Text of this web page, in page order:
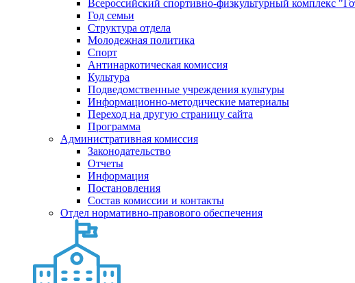
Всероссийский спортивно-физкультурный комплекс
Год семьи
Структура отдела
Молодежная политика
Спорт
Антинаркотическая комиссия
Культура
Подведомственные учреждения культуры
Информационно-методические материалы
Переход на другую страницу сайта
Программа
Административная комиссия
Законодательство
Отчеты
Информация
Постановления
Состав комиссии и контакты
Отдел нормативно-правового обеспечения